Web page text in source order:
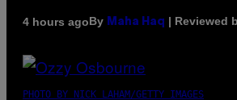
4 hours agoBy Maha Haq | Reviewed
PHOTO BY NICK LAHAM/GETTY IMAGES